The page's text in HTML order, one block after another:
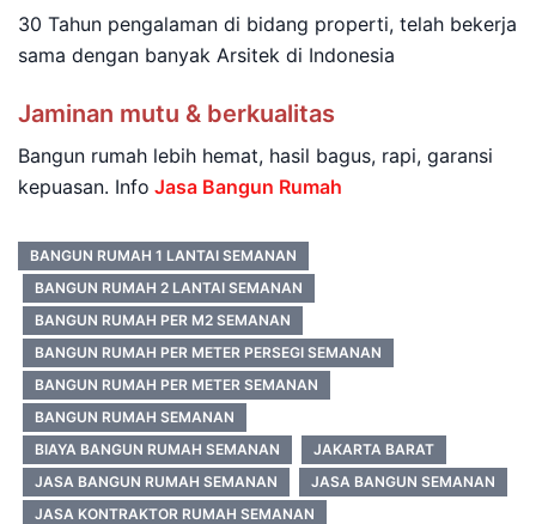
30 Tahun pengalaman di bidang properti, telah bekerja
sama dengan banyak Arsitek di Indonesia
Jaminan mutu & berkualitas
Bangun rumah lebih hemat, hasil bagus, rapi, garansi
kepuasan. Info Jasa Bangun Rumah
BANGUN RUMAH 1 LANTAI SEMANAN
BANGUN RUMAH 2 LANTAI SEMANAN
BANGUN RUMAH PER M2 SEMANAN
BANGUN RUMAH PER METER PERSEGI SEMANAN
BANGUN RUMAH PER METER SEMANAN
BANGUN RUMAH SEMANAN
BIAYA BANGUN RUMAH SEMANAN
JAKARTA BARAT
JASA BANGUN RUMAH SEMANAN
JASA BANGUN SEMANAN
JASA KONTRAKTOR RUMAH SEMANAN